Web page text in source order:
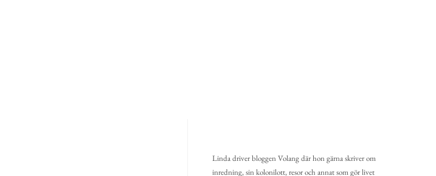
Linda driver bloggen Volang där hon gärna skriver om
inredning, sin kolonilott, resor och annat som gör livet